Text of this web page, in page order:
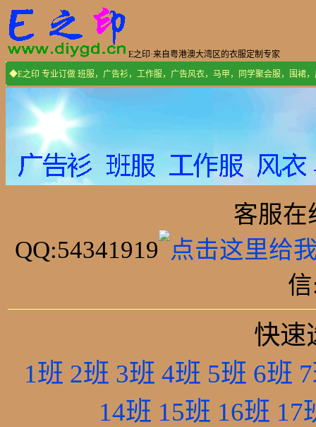
E之印·来自粤港澳大湾区的衣服定制专家
◆E之印 专业订做 班服，广告衫，工作服，广告风衣，马甲，同学聚会服，围裙
客服在
QQ:54341919
快速
1班 2班 3班 4班 5班 6班
14班 15班 16班 17